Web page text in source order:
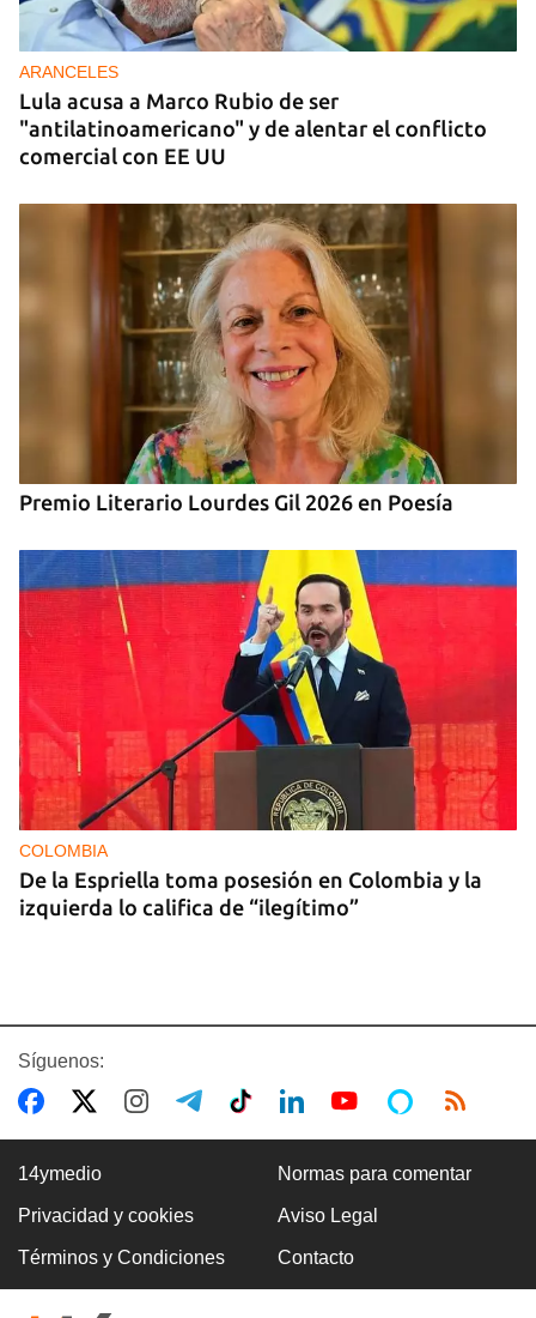
China entrega otros 5.000 sistemas fotovoltaicos
para zonas rurales de Cuba
ARANCELES
Lula acusa a Marco Rubio de ser
"antilatinoamericano" y de alentar el conflicto
comercial con EE UU
Premio Literario Lourdes Gil 2026 en Poesía
COLOMBIA
De la Espriella toma posesión en Colombia y la
izquierda lo califica de “ilegítimo”
BOXEO
El boxeo masculino cubano se quedó sin títulos
en Santo Domingo
Síguenos:
14ymedio Normas para comentar
Privacidad y cookies Aviso Legal
Términos y Condiciones Contacto